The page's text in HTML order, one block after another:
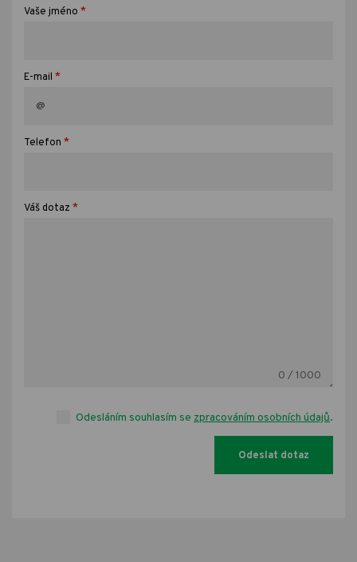
Vaše jméno *
E-mail *
Telefon *
Váš dotaz *
0 / 1000
Odesláním souhlasím se zpracováním osobních údajů.